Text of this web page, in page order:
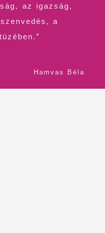
az igazság,
a
Hamvas Béla